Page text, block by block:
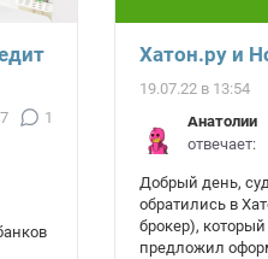
1
Хатон.ру и
19.07.22 в 13:54
Анатолий
отвечает:
Добрый день,
обратились в
брокер),
предложил